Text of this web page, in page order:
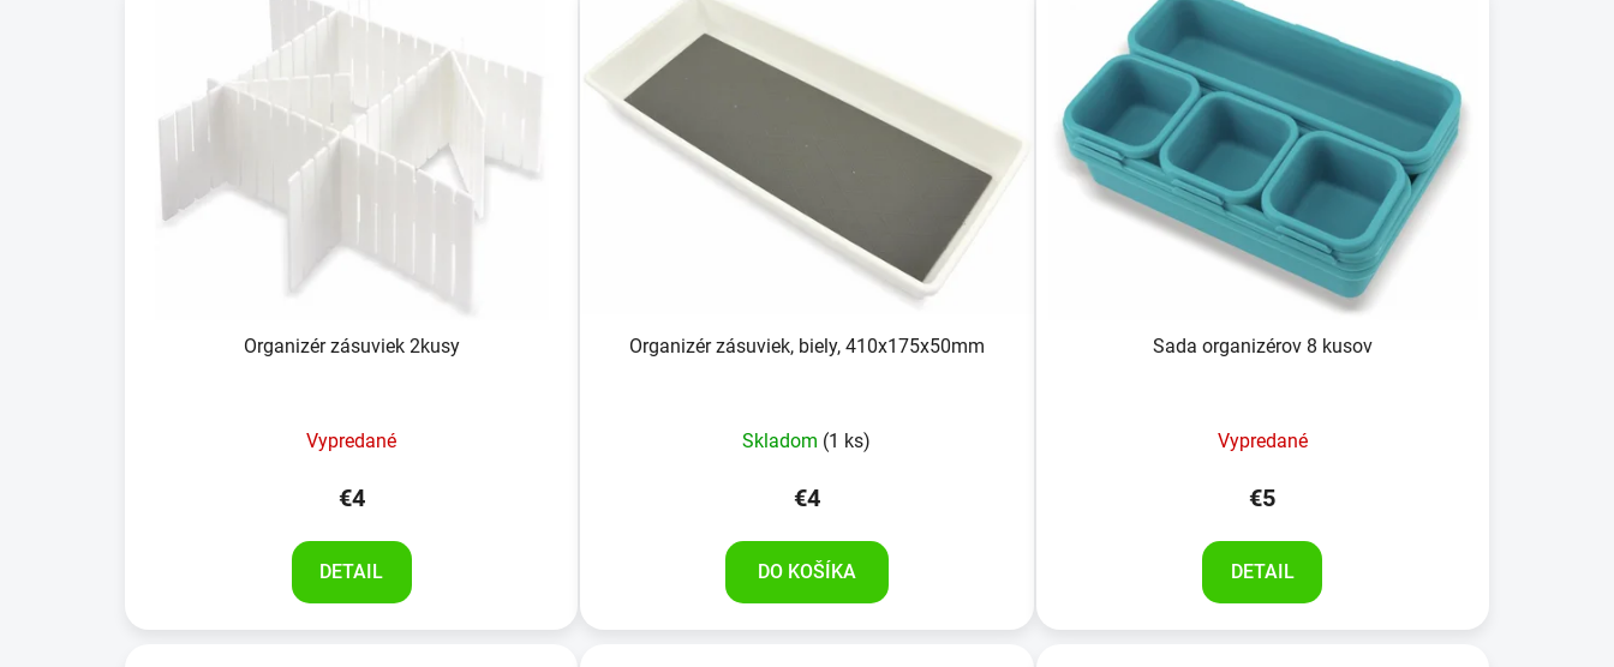
Organizér zásuviek 2kusy
Vypredané
€4
DETAIL
Organizér zásuviek, biely, 410x175x50mm
Skladom (1 ks)
€4
DO KOŠÍKA
Sada organizérov 8 kusov
Vypredané
€5
DETAIL